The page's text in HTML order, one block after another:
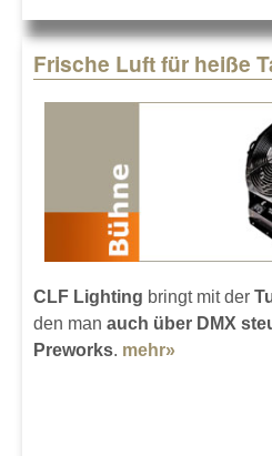
Frische Luft für heiße
CLF Lighting bringt mit der
den man auch über DMX
Preworks. mehr»